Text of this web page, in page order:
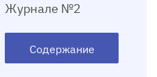
Журнале №2
Содержание